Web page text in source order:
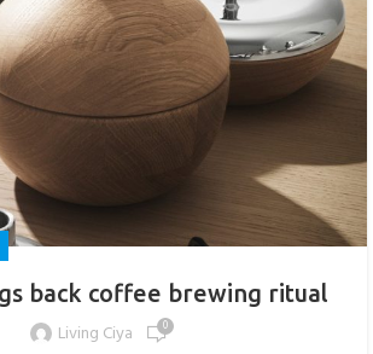
back coffee brewing ritual
Living Ciya
0